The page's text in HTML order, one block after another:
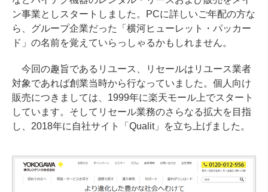
ン事業としスタートしました。PCに詳しいご年配の方な
ら、グループ企業だった「横河ヒューレット・パッカー
ド」の名前を覚えていらっしゃるかもしれません。
今回の趣旨であるリユース、リセールはリユース業者
対象であれば創業当時から行なっていました。個人向け
販売につきましては、1999年に楽天モール上でスタート
しています。そしてリセール業務のさらなる拡大を目指
し、2018年に自社サイト「Qualit」を立ち上げました。